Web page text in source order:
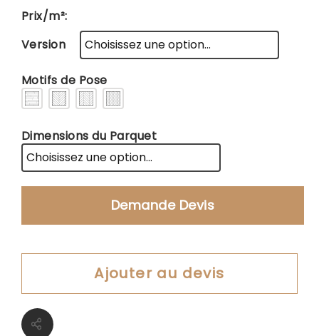
Prix/m²:
Version
Motifs de Pose
Dimensions du Parquet
Demande Devis
Ajouter au devis